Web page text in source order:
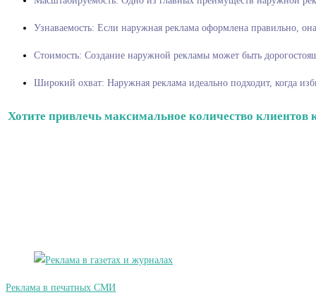
Узнаваемость: Если наружная реклама оформлена правильно,
Стоимость: Создание наружной рекламы может быть
Широкий охват: Наружная реклама идеально подходит, когда
Хотите привлечь максимальное количество
Реклама в печатных СМИ